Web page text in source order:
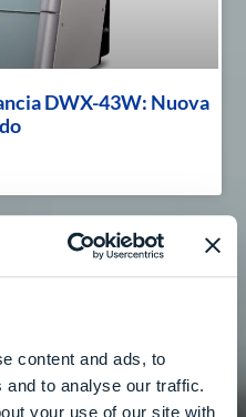
content and ads, to
to analyse our traffic.
your use of our site with
DWX-43W: Nuova